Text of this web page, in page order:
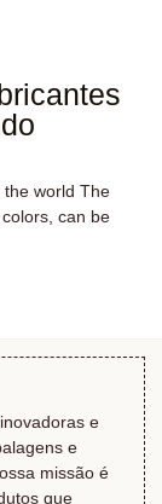
the world The
can be
e
e
missão é
que